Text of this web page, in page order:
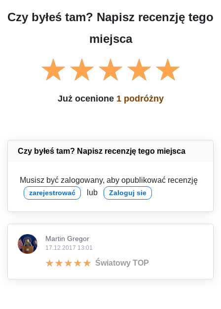
Czy byłeś tam? Napisz recenzję tego
miejsca
Już ocenione 1 podróżny
Czy byłeś tam? Napisz recenzję tego miejsca
Musisz być zalogowany, aby opublikować recenzję
zarejestrować lub Zaloguj sie
Martin Gregor
17.12.2017 13:01
Światowy TOP